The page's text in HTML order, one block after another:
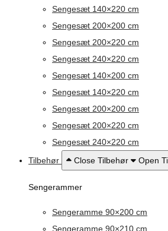
Sengesæt 140×220 cm
Sengesæt 200×200 cm
Sengesæt 200×220 cm
Sengesæt 240×220 cm
Sengesæt 140×200 cm
Sengesæt 140×220 cm
Sengesæt 200×200 cm
Sengesæt 200×220 cm
Sengesæt 240×220 cm
Tilbehør
Close Tilbehør Open
Sengerammer
Sengeramme 90×200 cm
Sengeramme 90×210 cm